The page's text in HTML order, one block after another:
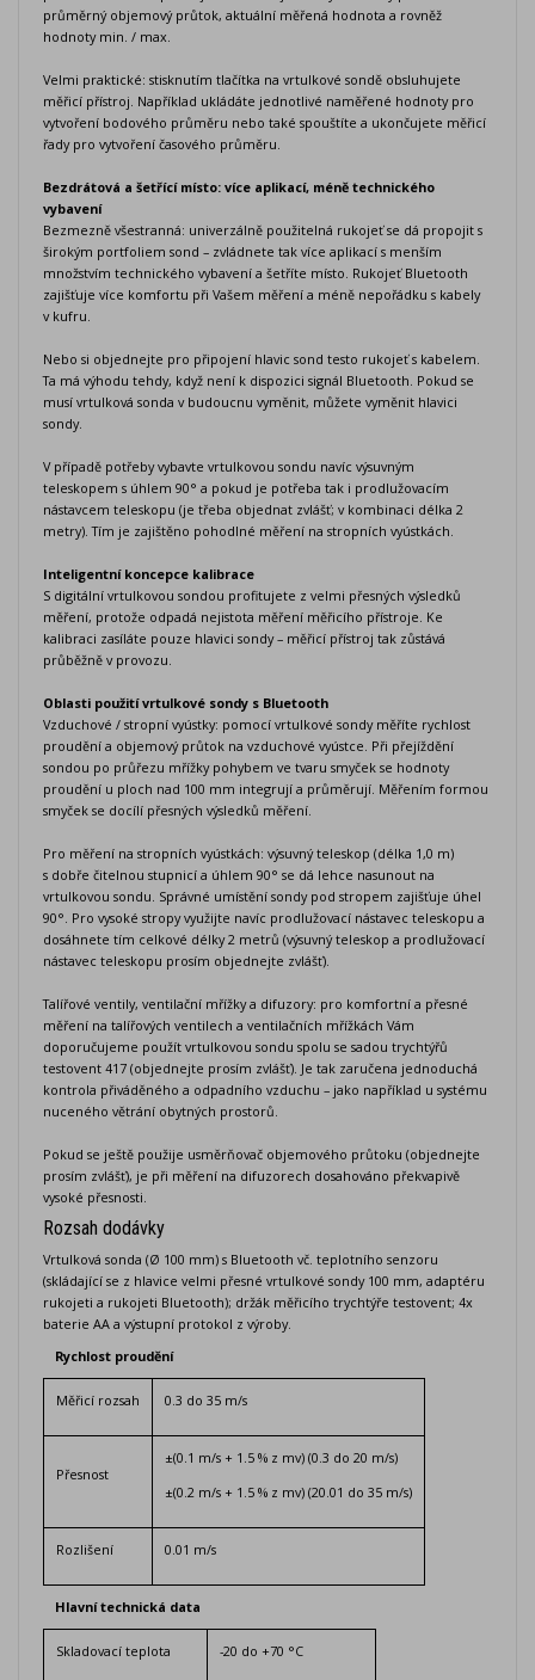
průměrný objemový průtok, aktuální měřená hodnota a rovněž
hodnoty min. / max.
Velmi praktické: stisknutím tlačítka na vrtulkové sondě obsluhujete
měřicí přístroj. Například ukládáte jednotlivé naměřené hodnoty pro
vytvoření bodového průměru nebo také spouštíte a ukončujete měřicí
řady pro vytvoření časového průměru.
Bezdrátová a šetřící místo: více aplikací, méně technického
vybavení
Bezmezně všestranná: univerzálně použitelná rukojeť se dá propojit s
širokým portfoliem sond – zvládnete tak více aplikací s menším
množstvím technického vybavení a šetříte místo. Rukojeť Bluetooth
zajišťuje více komfortu při Vašem měření a méně nepořádku s kabely
v kufru.
Nebo si objednejte pro připojení hlavic sond testo rukojeť s kabelem.
Ta má výhodu tehdy, když není k dispozici signál Bluetooth. Pokud se
musí vrtulková sonda v budoucnu vyměnit, můžete vyměnit hlavici
sondy.
V případě potřeby vybavte vrtulkovou sondu navíc výsuvným
teleskopem s úhlem 90° a pokud je potřeba tak i prodlužovacím
nástavcem teleskopu (je třeba objednat zvlášť; v kombinaci délka 2
metry). Tím je zajištěno pohodlné měření na stropních vyústkách.
Inteligentní koncepce kalibrace
S digitální vrtulkovou sondou profitujete z velmi přesných výsledků
měření, protože odpadá nejistota měření měřicího přístroje. Ke
kalibraci zasíláte pouze hlavici sondy – měřicí přístroj tak zůstává
průběžně v provozu.
Oblasti použití vrtulkové sondy s Bluetooth
Vzduchové / stropní vyústky: pomocí vrtulkové sondy měříte rychlost
proudění a objemový průtok na vzduchové vyústce. Při přejíždění
sondou po průřezu mřížky pohybem ve tvaru smyček se hodnoty
proudění u ploch nad 100 mm integrují a průměrují. Měřením formou
smyček se docílí přesných výsledků měření.
Pro měření na stropních vyústkách: výsuvný teleskop (délka 1,0 m)
s dobře čitelnou stupnicí a úhlem 90° se dá lehce nasunout na
vrtulkovou sondu. Správné umístění sondy pod stropem zajišťuje úhel
90°. Pro vysoké stropy využijte navíc prodlužovací nástavec teleskopu a
dosáhnete tím celkové délky 2 metrů (výsuvný teleskop a prodlužovací
nástavec teleskopu prosím objednejte zvlášť).
Talířové ventily, ventilační mřížky a difuzory: pro komfortní a přesné
měření na talířových ventilech a ventilačních mřížkách Vám
doporučujeme použít vrtulkovou sondu spolu se sadou trychtýřů
testovent 417 (objednejte prosím zvlášť). Je tak zaručena jednoduchá
kontrola přiváděného a odpadního vzduchu – jako například u systému
nuceného větrání obytných prostorů.
Pokud se ještě použije usměrňovač objemového průtoku (objednejte
prosím zvlášť), je při měření na difuzorech dosahováno překvapivě
vysoké přesnosti.
Rozsah dodávky
Vrtulková sonda (Ø 100 mm) s Bluetooth vč. teplotního senzoru
(skládající se z hlavice velmi přesné vrtulkové sondy 100 mm, adaptéru
rukojeti a rukojeti Bluetooth); držák měřicího trychtýře testovent; 4x
baterie AA a výstupní protokol z výroby.
Rychlost proudění
Měřicí rozsah 0.3 do 35 m/s
Přesnost
±(0.1 m/s + 1.5 % z mv) (0.3 do 20 m/s)
±(0.2 m/s + 1.5 % z mv) (20.01 do 35 m/s)
Rozlišení 0.01 m/s
Hlavní technická data
Skladovací teplota -20 do +70 °C